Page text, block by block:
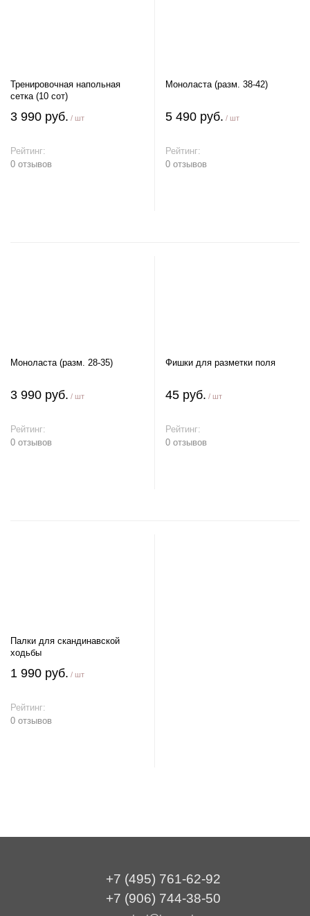
Тренировочная напольная
сетка (10 сот)
3 990 руб. / шт
Рейтинг:
0 отзывов
Моноласта (разм. 38-42)
5 490 руб. / шт
Рейтинг:
0 отзывов
Моноласта (разм. 28-35)
3 990 руб. / шт
Рейтинг:
0 отзывов
Фишки для разметки поля
45 руб. / шт
Рейтинг:
0 отзывов
Палки для скандинавской
ходьбы
1 990 руб. / шт
Рейтинг:
0 отзывов
+7 (495) 761-62-92
+7 (906) 744-38-50